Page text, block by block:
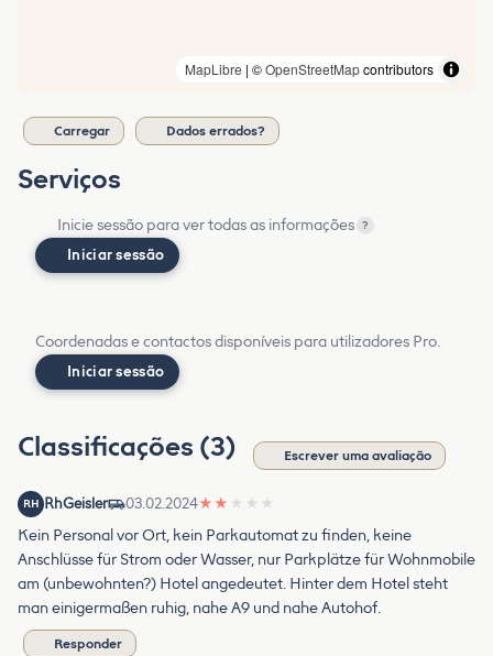
MapLibre | ©OpenStreetMapcontributors
Carregar Dados errados?
Serviços
Inicie sessão para ver todas as informações ?
Iniciar sessão
Coordenadas e contactos disponíveis para utilizadores Pro.
Iniciar sessão
Classificações (3) Escrever uma avaliação
RH RhGeisler 03.02.2024★ ★ ★ ★ ★
Kein Personal vor Ort, kein Parkautomat zu finden, keine
Anschlüsse für Strom oder Wasser, nur Parkplätze für Wohnmobile
am (unbewohnten?) Hotel angedeutet. Hinter dem Hotel steht
man einigermaßen ruhig, nahe A9 und nahe Autohof.
Responder